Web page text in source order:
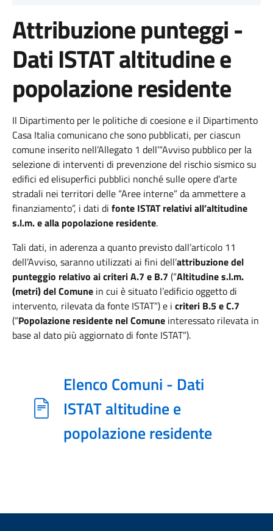
Attribuzione punteggi -
Dati ISTAT altitudine e
popolazione residente
Il Dipartimento per le politiche di coesionee il Dipartimento
Casa Italiacomunicano chesono pubblicati, per ciascun
comune inserito nell’Allegato 1 dell’“Avviso pubblico per la
selezione di interventi di prevenzione del rischio sismico su
edifici ed elisuperfici pubblici nonché sulle opere d’arte
stradali nei territori delle “Aree interne” da ammettere a
finanziamento”, i dati di fonte ISTATrelativi all’altitudine
s.l.m. e alla popolazione residente.
Tali dati, in aderenza a quanto previsto dall’articolo 11
dell’Avviso, saranno utilizzati ai fini dell’attribuzione del
punteggio relativo ai criteri A.7 e B.7 (“Altitudine s.l.m.
(metri) del Comune in cui è situato l’edificio oggetto di
intervento, rilevata da fonte ISTAT”) e i criteri B.5 e C.7
(“Popolazione residente nel Comune interessato rilevata in
base al dato più aggiornato di fonte ISTAT”).
Elenco Comuni - Dati
ISTAT altitudine e
popolazione residente